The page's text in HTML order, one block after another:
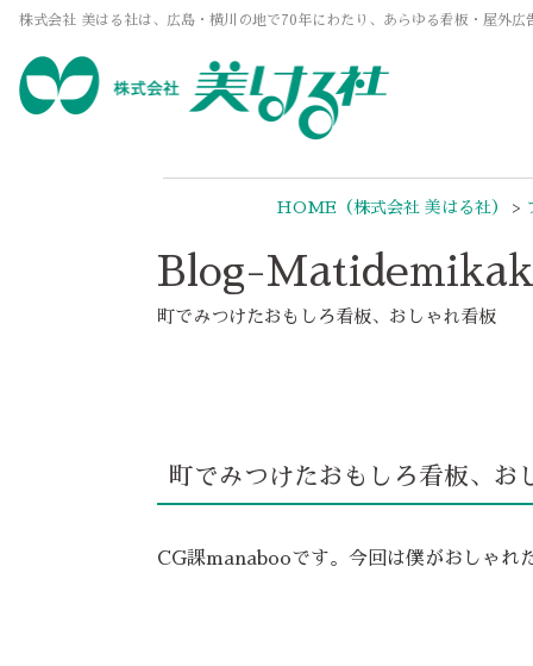
株式会社 美はる社は、広島・横川の地で70年にわたり、あらゆる看板・屋外
HOME （株式会社 美はる社） >
Blog-
町でみつけたおもしろ看板、おしゃれ看板
町でみつけたおもしろ看板、
CG課manabooです。今回は僕がおしゃれ